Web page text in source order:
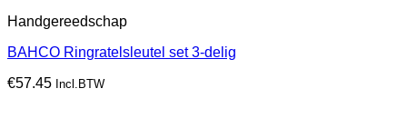
Handgereedschap
BAHCO Ringratelsleutel set 3-delig
€57.45 Incl.BTW